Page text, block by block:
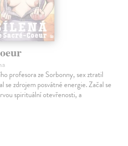
profesora ze Sorbonny, sex ztratil
se zdrojem posvátné energie. Začal se
spirituální otevřenosti, a